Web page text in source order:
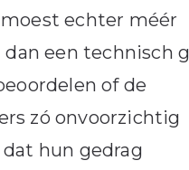
echter méér
een technisch
of de
zó onvoorzichtig
hun gedrag